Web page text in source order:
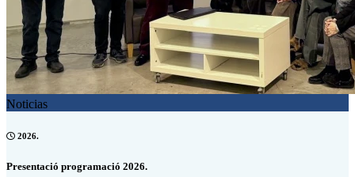
Noticias
2026.
Presentació programació 2026.